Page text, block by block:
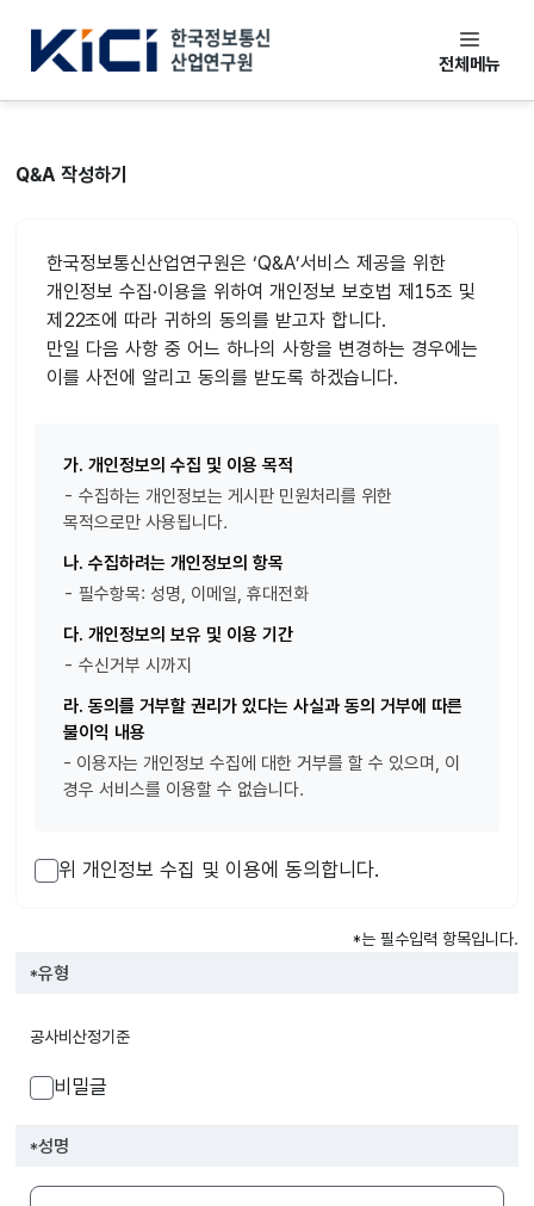
한국정보통신산업연구원
전체메뉴
Q&A 작성하기
한국정보통신산업연구원은 ‘Q&A’서비스 제공을 위한
개인정보 수집·이용을 위하여 개인정보 보호법 제15조 및
제22조에 따라 귀하의 동의를 받고자 합니다.
만일 다음 사항 중 어느 하나의 사항을 변경하는 경우에는
이를 사전에 알리고 동의를 받도록 하겠습니다.
가. 개인정보의 수집 및 이용 목적
- 수집하는 개인정보는 게시판 민원처리를 위한
목적으로만 사용됩니다.
나. 수집하려는 개인정보의 항목
- 필수항목: 성명, 이메일, 휴대전화
다. 개인정보의 보유 및 이용 기간
- 수신거부 시까지
라. 동의를 거부할 권리가 있다는 사실과 동의 거부에 따른
불이익 내용
- 이용자는 개인정보 수집에 대한 거부를 할 수 있으며, 이
경우 서비스를 이용할 수 없습니다.
위 개인정보 수집 및 이용에 동의합니다.
*는 필수입력 항목입니다.
*유형
비밀글
*성명